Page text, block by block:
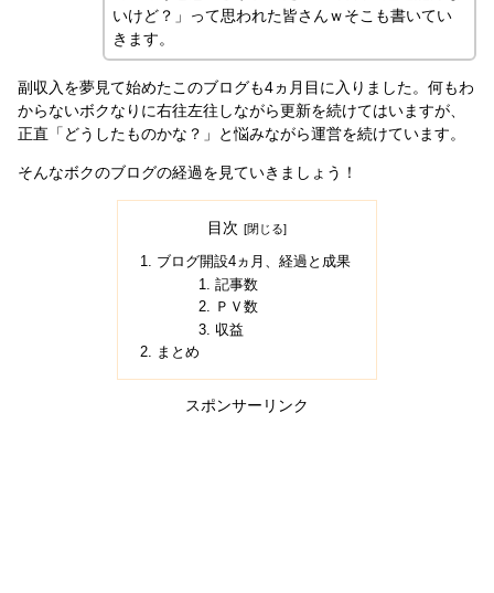
いけど？」って思われた皆さんｗそこも書いてい
きます。
副収入を夢見て始めたこのブログも4ヵ月目に入りました。何もわ
からないボクなりに右往左往しながら更新を続けてはいますが、
正直「どうしたものかな？」と悩みながら運営を続けています。
そんなボクのブログの経過を見ていきましょう！
目次
ブログ開設4ヵ月、経過と成果
記事数
ＰＶ数
収益
まとめ
スポンサーリンク